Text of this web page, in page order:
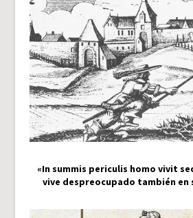
«In summis periculis homo vivit
vive despreocupado también en